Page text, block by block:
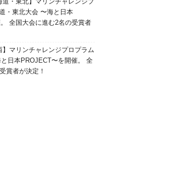
・東北大会 〜海と日本
全国大会に進む2名の受賞者
】マリンチャレンジプロプラム
日本PROJECT〜を開催。 全
賞者が決定！